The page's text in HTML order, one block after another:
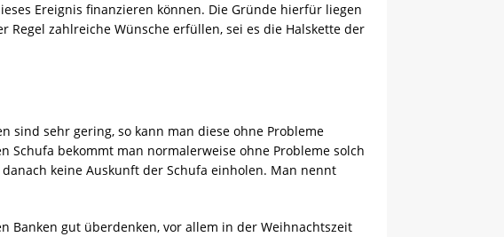
Ereignis finanzieren können. Die Gründe hierfür liegen
zahlreiche Wünsche erfüllen, sei es die Halskette der
sind sehr gering, so kann man diese ohne Probleme
bekommt man normalerweise ohne Probleme solch
keine Auskunft der Schufa einholen. Man nennt
Banken gut überdenken, vor allem in der Weihnachtszeit